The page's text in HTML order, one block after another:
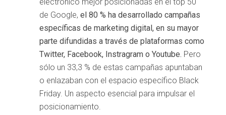
de Google,el 80 % ha desarrollado campañas
específicas de marketing digital, en su mayor
parte difundidas a través de plataformas como
Twitter, Facebook, Instragram o Youtube. Pero
sólo un 33,3 % de estas campañas apuntaban
o enlazaban con el espacio específico Black
Friday. Un aspecto esencial para impulsar el
posicionamiento.